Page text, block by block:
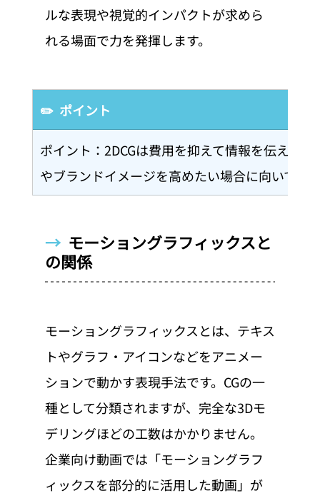
ルな表現や視覚的インパクトが求めら
れる場面で力を発揮します。
✏️  ポイント
ポイント：2DCGは費用を抑えて情報を伝えた
やブランドイメージを高めたい場合に向いてい
→ モーショングラフィックスと
の関係
モーショングラフィックスとは、テキス
トやグラフ・アイコンなどをアニメー
ションで動かす表現手法です。CGの一
種として分類されますが、完全な3Dモ
デリングほどの工数はかかりません。
企業向け動画では「モーショングラフ
ィックスを部分的に活用した動画」が